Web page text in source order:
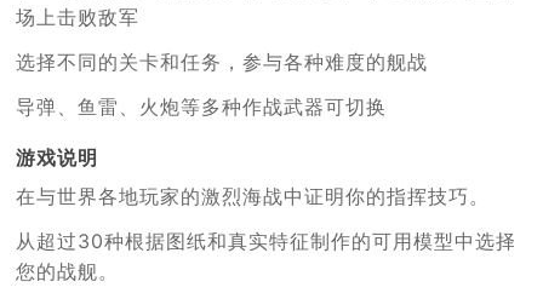
场上击败敌军
选择不同的关卡和任务，参与各种难度的舰战
导弹、鱼雷、火炮等多种作战武器可切换
游戏说明
在与世界各地玩家的激烈海战中证明你的指挥技巧。
从超过30种根据图纸和真实特征制作的可用模型中选择
您的战舰。